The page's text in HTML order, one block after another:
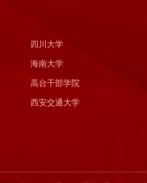
四川大学
海南大学
高台干部学院
西安交通大学